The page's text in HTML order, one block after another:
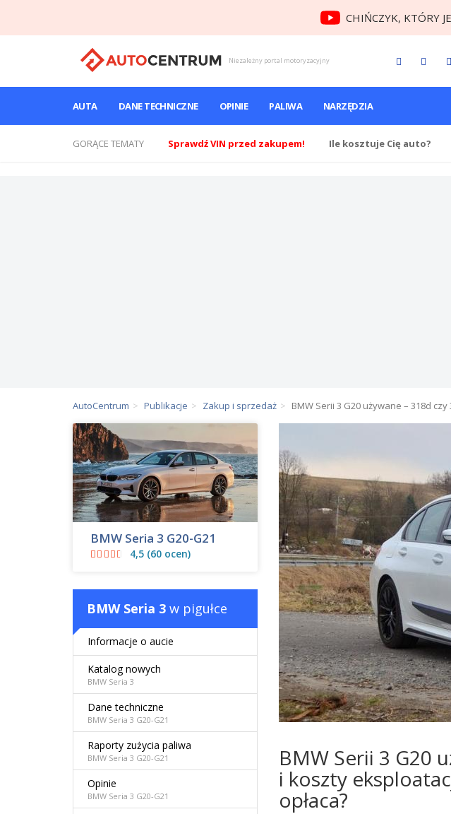
CHIŃCZYK, KTÓRY
Niezależny portal motoryzacyjny
AUTA DANE TECHNICZNE OPINIE PALIWA NARZĘDZIA
GORĄCE TEMATY Sprawdź VIN przed zakupem! Ile kosztuje Cię auto?
AutoCentrum Publikacje Zakup i sprzedaż BMW Serii 3 G20 używane – 318d
BMW Serii 3 G20
i koszty
opłaca?
BMW Seria 3 G20-G21
4,5 (60 ocen)
BMW Seria 3 w pigułce
Informacje o aucie
Katalog nowych
BMW Seria 3
Dane techniczne
BMW Seria 3 G20-G21
Raporty zużycia paliwa
BMW Seria 3 G20-G21
Opinie
BMW Seria 3 G20-G21